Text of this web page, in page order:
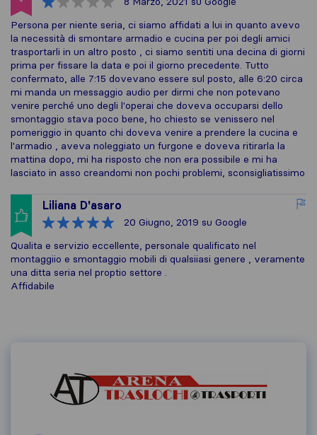
Persona per niente seria, ci siamo affidati a lui in quanto avevo
la necessità di smontare armadio e cucina per poi degli amici
trasportarli in un altro posto , ci siamo sentiti una decina di giorni
prima per fissare la data e poi il giorno precedente. Tutto
confermato, alle 7:15 dovevano essere sul posto, alle 6:20 circa
mi manda un messaggio audio per dirmi che non potevano
venire perché uno degli l'operai che doveva occuparsi dello
smontaggio stava poco bene, ho chiesto se venissero nel
pomeriggio in quanto chi doveva venire a prendere la cucina e
l'armadio , aveva noleggiato un furgone e doveva ritirarla la
mattina dopo, mi ha risposto che non era possibile e mi ha
lasciato in asso creandomi non pochi problemi, sconsigliatissimo
Liliana D'asaro
20 Giugno, 2019 su Google
Qualita e servizio eccellente, personale qualificato nel
montaggiio e smontaggio mobili di qualsiiasi genere , veramente
una ditta seria nel proptio settore .
Affidabile